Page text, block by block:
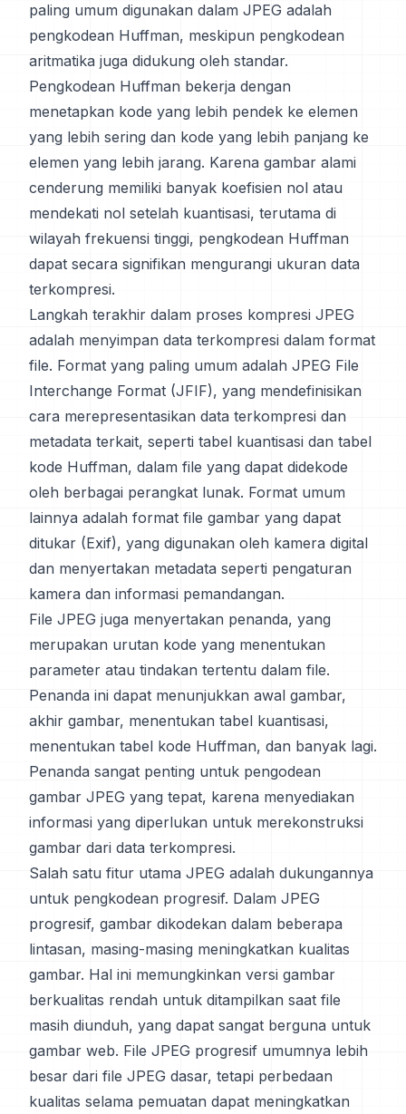
paling umum digunakan dalam JPEG adalah
pengkodean Huffman, meskipun pengkodean
aritmatika juga didukung oleh standar.
Pengkodean Huffman bekerja dengan
menetapkan kode yang lebih pendek ke elemen
yang lebih sering dan kode yang lebih panjang ke
elemen yang lebih jarang. Karena gambar alami
cenderung memiliki banyak koefisien nol atau
mendekati nol setelah kuantisasi, terutama di
wilayah frekuensi tinggi, pengkodean Huffman
dapat secara signifikan mengurangi ukuran data
terkompresi.
Langkah terakhir dalam proses kompresi JPEG
adalah menyimpan data terkompresi dalam format
file. Format yang paling umum adalah JPEG File
Interchange Format (JFIF), yang mendefinisikan
cara merepresentasikan data terkompresi dan
metadata terkait, seperti tabel kuantisasi dan tabel
kode Huffman, dalam file yang dapat didekode
oleh berbagai perangkat lunak. Format umum
lainnya adalah format file gambar yang dapat
ditukar (Exif), yang digunakan oleh kamera digital
dan menyertakan metadata seperti pengaturan
kamera dan informasi pemandangan.
File JPEG juga menyertakan penanda, yang
merupakan urutan kode yang menentukan
parameter atau tindakan tertentu dalam file.
Penanda ini dapat menunjukkan awal gambar,
akhir gambar, menentukan tabel kuantisasi,
menentukan tabel kode Huffman, dan banyak lagi.
Penanda sangat penting untuk pengodean
gambar JPEG yang tepat, karena menyediakan
informasi yang diperlukan untuk merekonstruksi
gambar dari data terkompresi.
Salah satu fitur utama JPEG adalah dukungannya
untuk pengkodean progresif. Dalam JPEG
progresif, gambar dikodekan dalam beberapa
lintasan, masing-masing meningkatkan kualitas
gambar. Hal ini memungkinkan versi gambar
berkualitas rendah untuk ditampilkan saat file
masih diunduh, yang dapat sangat berguna untuk
gambar web. File JPEG progresif umumnya lebih
besar dari file JPEG dasar, tetapi perbedaan
kualitas selama pemuatan dapat meningkatkan